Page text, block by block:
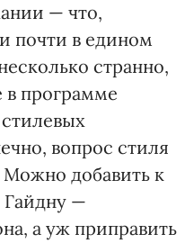
— что,
почти в едином
странно,
в программе
вопрос стиля
добавить к
Гайдну —
а уж приправить